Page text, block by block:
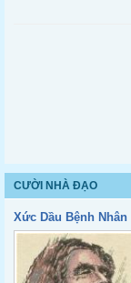
CƯỜI NHÀ ĐẠO
Xức Dầu Bệnh Nhân